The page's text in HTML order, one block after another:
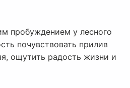
пробуждением у лесного
почувствовать прилив
ощутить радость жизни и